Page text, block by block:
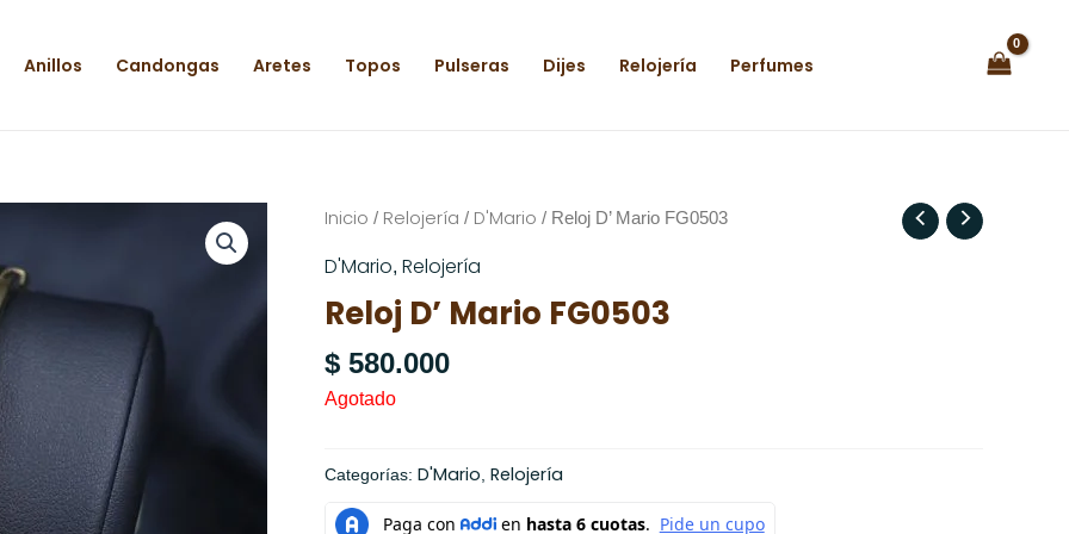
Anillos Candongas Aretes Topos Pulseras Dijes Relojería Perfumes
Inicio / Relojería / D'Mario / Reloj D’ Mario FG0503
D'Mario, Relojería
Reloj D’ Mario FG0503
$ 580.000
Agotado
Categorías: D'Mario Relojería